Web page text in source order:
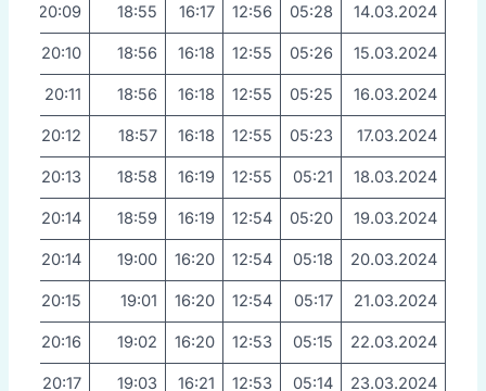
14.03.2024
05:28
12:56
16:17
18:55
20:09
15.03.2024
05:26
12:55
16:18
18:56
20:10
16.03.2024
05:25
12:55
16:18
18:56
20:11
17.03.2024
05:23
12:55
16:18
18:57
20:12
18.03.2024
05:21
12:55
16:19
18:58
20:13
19.03.2024
05:20
12:54
16:19
18:59
20:14
20.03.2024
05:18
12:54
16:20
19:00
20:14
21.03.2024
05:17
12:54
16:20
19:01
20:15
22.03.2024
05:15
12:53
16:20
19:02
20:16
23.03.2024
05:14
12:53
16:21
19:03
20:17